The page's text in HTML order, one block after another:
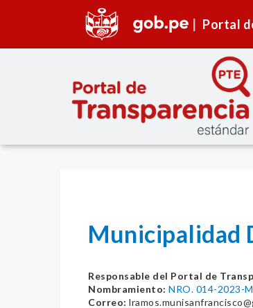
Portal
Municipalidad
Responsable del Portal de
Nombramiento: NRO. 014-2023-
Correo: